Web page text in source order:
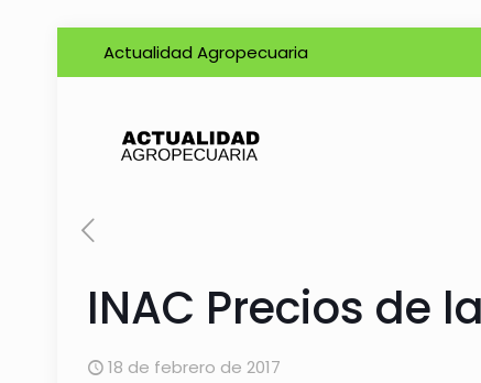
Actualidad Agropecuaria
INAC Precios de
18 de febrero de 2017